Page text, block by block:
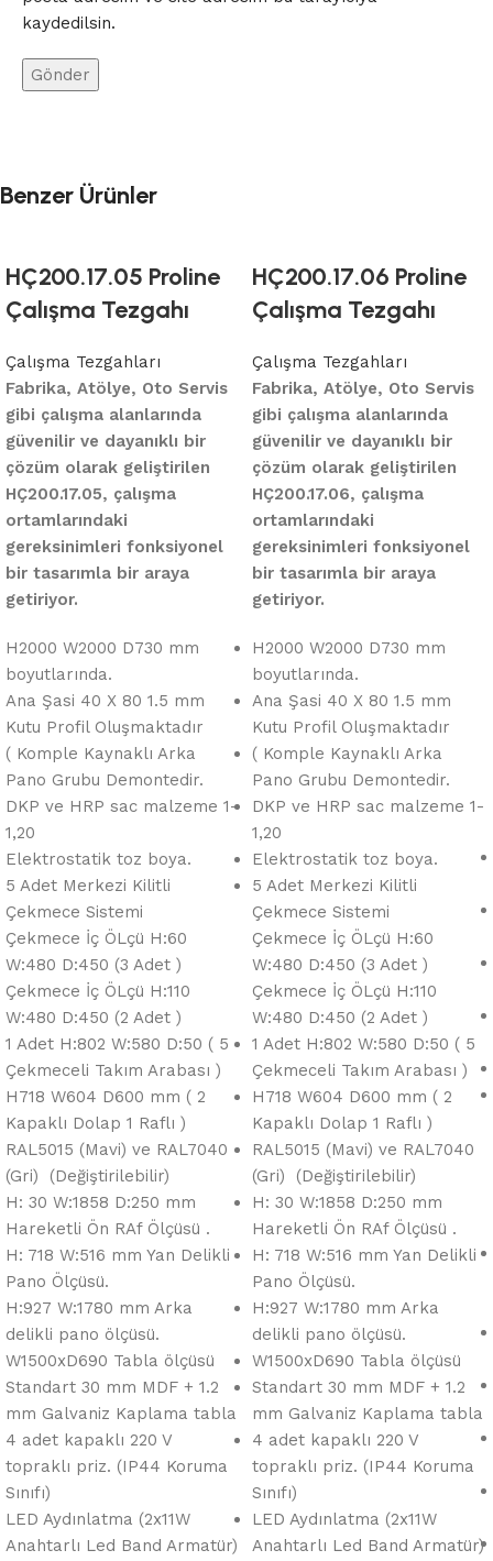
kaydedilsin.
Benzer Ürünler
HÇ200.17.05 Proline
Çalışma Tezgahı
Çalışma Tezgahları
Fabrika, Atölye, Oto Servis
gibi çalışma alanlarında
güvenilir ve dayanıklı bir
çözüm olarak geliştirilen
HÇ200.17.05, çalışma
ortamlarındaki
gereksinimleri fonksiyonel
bir tasarımla bir araya
getiriyor.
H2000 W2000 D730 mm
boyutlarında.
Ana Şasi 40 X 80 1.5 mm
Kutu Profil Oluşmaktadır
( Komple Kaynaklı Arka
Pano Grubu Demontedir.
DKP ve HRP sac malzeme 1-
1,20
Elektrostatik toz boya.
5 Adet Merkezi Kilitli
Çekmece Sistemi
Çekmece İç ÖLçü H:60
W:480 D:450 (3 Adet )
Çekmece İç ÖLçü H:110
W:480 D:450 (2 Adet )
1 Adet H:802 W:580 D:50 ( 5
Çekmeceli Takım Arabası )
H718 W604 D600 mm ( 2
Kapaklı Dolap 1 Raflı )
RAL5015 (Mavi) ve RAL7040
(Gri) (Değiştirilebilir)
H: 30 W:1858 D:250 mm
Hareketli Ön RAf Ölçüsü .
H: 718 W:516 mm Yan Delikli
Pano Ölçüsü.
H:927 W:1780 mm Arka
delikli pano ölçüsü.
W1500xD690 Tabla ölçüsü
Standart 30 mm MDF + 1.2
mm Galvaniz Kaplama tabla
4 adet kapaklı 220 V
topraklı priz. (IP44 Koruma
Sınıfı)
LED Aydınlatma (2x11W
Anahtarlı Led Band Armatür)
HÇ200.17.06 Proline
Çalışma Tezgahı
Çalışma Tezgahları
Fabrika, Atölye, Oto Servis
gibi çalışma alanlarında
güvenilir ve dayanıklı bir
çözüm olarak geliştirilen
HÇ200.17.06, çalışma
ortamlarındaki
gereksinimleri fonksiyonel
bir tasarımla bir araya
getiriyor.
H2000 W2000 D730 mm
boyutlarında.
Ana Şasi 40 X 80 1.5 mm
Kutu Profil Oluşmaktadır
( Komple Kaynaklı Arka
Pano Grubu Demontedir.
DKP ve HRP sac malzeme 1-
1,20
Elektrostatik toz boya.
5 Adet Merkezi Kilitli
Çekmece Sistemi
Çekmece İç ÖLçü H:60
W:480 D:450 (3 Adet )
Çekmece İç ÖLçü H:110
W:480 D:450 (2 Adet )
1 Adet H:802 W:580 D:50 ( 5
Çekmeceli Takım Arabası )
H718 W604 D600 mm ( 2
Kapaklı Dolap 1 Raflı )
RAL5015 (Mavi) ve RAL7040
(Gri) (Değiştirilebilir)
H: 30 W:1858 D:250 mm
Hareketli Ön RAf Ölçüsü .
H: 718 W:516 mm Yan Delikli
Pano Ölçüsü.
H:927 W:1780 mm Arka
delikli pano ölçüsü.
W1500xD690 Tabla ölçüsü
Standart 30 mm MDF + 1.2
mm Galvaniz Kaplama tabla
4 adet kapaklı 220 V
topraklı priz. (IP44 Koruma
Sınıfı)
LED Aydınlatma (2x11W
Anahtarlı Led Band Armatür)